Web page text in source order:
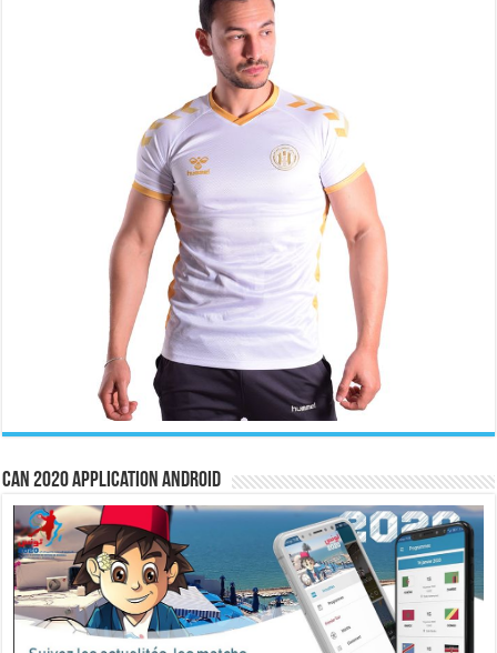
CAN 2020 Application Android